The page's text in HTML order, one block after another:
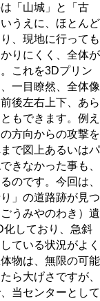
「山城」と「古
うえに、ほとんど
、現地に行っても
りにくく、全体が
これを3Dプリン
一目瞭然、全体像
後左右上下、あら
もできます。例え
方向からの攻撃を
で図上あるいはパ
きなかった事も、
のです。今回は、
」の道路跡が見つ
うみやのわき）遺
化しており、急斜
ている状況がよく
物は、無限の可能
ら大げさですが、
当センターとして